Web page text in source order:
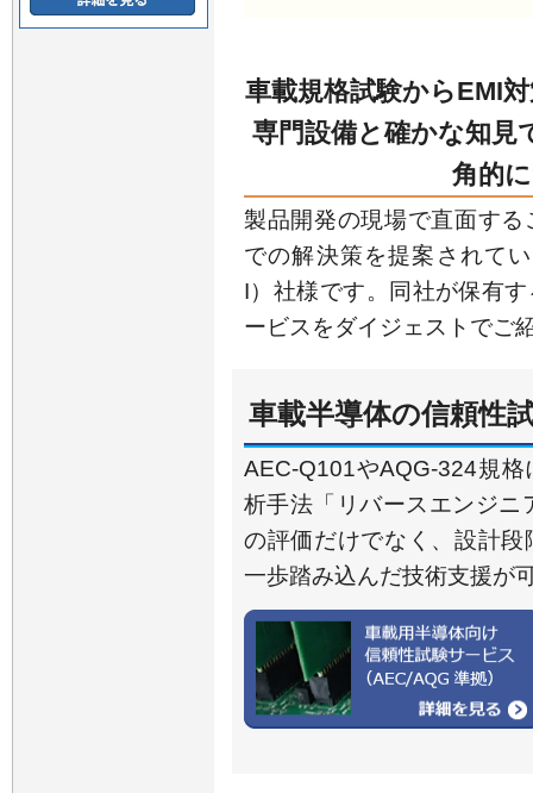
車載規格試験からEMI
専門設備と確かな知見
角的
製品開発の現場で直面す
での解決策を提案されて
I）社様です。同社が保有
ービスをダイジェストでご
車載半導体の信頼性
AEC-Q101やAQG-324規
析手法「リバースエンジニ
の評価だけでなく、設計
一歩踏み込んだ技術支援が